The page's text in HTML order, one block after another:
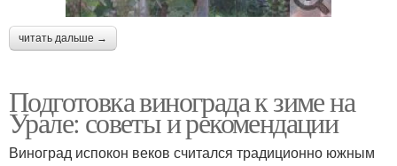
читать дальше →
Подготовка винограда к зиме на
Урале: советы и рекомендации
Виноград испокон веков считался традиционно южным